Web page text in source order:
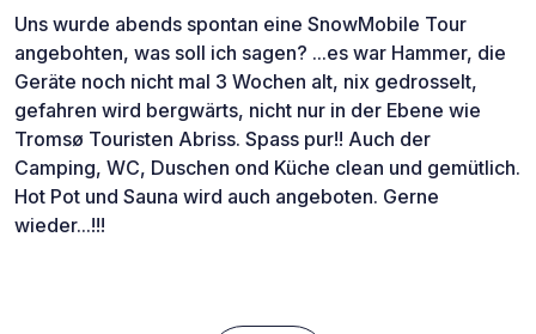
Uns wurde abends spontan eine SnowMobile Tour
angebohten, was soll ich sagen? ...es war Hammer, die
Geräte noch nicht mal 3 Wochen alt, nix gedrosselt,
gefahren wird bergwärts, nicht nur in der Ebene wie
Tromsø Touristen Abriss. Spass pur!! Auch der
Camping, WC, Duschen ond Küche clean und gemütlich.
Hot Pot und Sauna wird auch angeboten. Gerne
wieder...!!!